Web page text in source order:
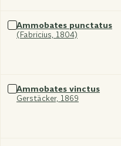
Sélectionner
Ammobates punctatus
(Fabricius, 1804)
Sélectionner
Ammobates vinctus
Gerstäcker, 1869